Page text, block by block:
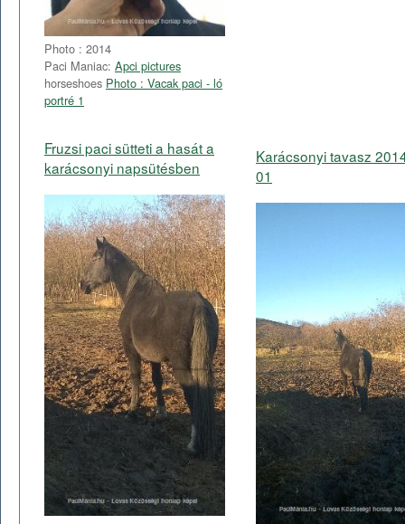
Photo : 2014
Paci Maniac: Apci pictures
horseshoes Photo : Vacak paci - ló
portré 1
Fruzsi paci sütteti a hasát a
karácsonyi napsütésben
Karácsonyi tavasz
01